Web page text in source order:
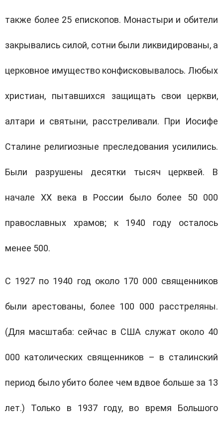
также более 25 епископов. Монастыри и обители
закрывались силой, сотни были ликвидированы, а
церковное имущество конфисковывалось. Любых
христиан, пытавшихся защищать свои церкви,
алтари и святыни, расстреливали. При Иосифе
Сталине религиозные преследования усилились.
Были разрушены десятки тысяч церквей. В
начале XXвека в России было более 50 000
православных храмов; к 1940 году осталось
менее 500.
С 1927 по 1940 год около 170 000 священников
были арестованы, более 100 000 расстреляны.
(Для масштаба: сейчас в США служат около 40
000 католических священников – в сталинский
период было убито более чем вдвое больше за 13
лет.) Только в 1937 году, во время Большого